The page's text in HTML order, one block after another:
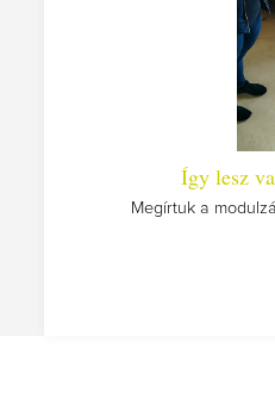
Így lesz
Megírtuk a